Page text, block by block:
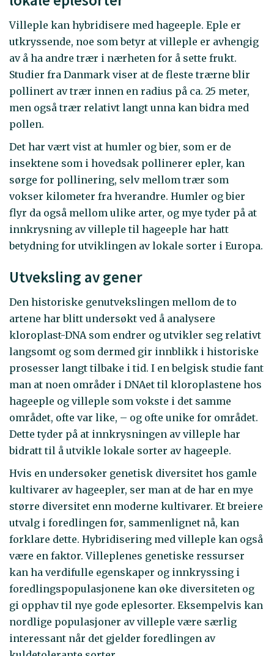
Villeple kan hybridisere med hageeple. Eple er
utkryssende, noe som betyr at villeple er avhengig
av å ha andre trær i nærheten for å sette frukt.
Studier fra Danmark viser at de fleste trærne blir
pollinert av trær innen en radius på ca. 25 meter,
men også trær relativt langt unna kan bidra med
pollen.
Det har vært vist at humler og bier, som er de
insektene som i hovedsak pollinerer epler, kan
sørge for pollinering, selv mellom trær som
vokser kilometer fra hverandre. Humler og bier
flyr da også mellom ulike arter, og mye tyder på at
innkrysning av villeple til hageeple har hatt
betydning for utviklingen av lokale sorter i Europa.
Utveksling av gener
Den historiske genutvekslingen mellom de to
artene har blitt undersøkt ved å analysere
kloroplast-DNA som endrer og utvikler seg relativt
langsomt og som dermed gir innblikk i historiske
prosesser langt tilbake i tid. I en belgisk studie fant
man at noen områder i DNAet til kloroplastene hos
hageeple og villeple som vokste i det samme
området, ofte var like, – og ofte unike for området.
Dette tyder på at innkrysningen av villeple har
bidratt til å utvikle lokale sorter av hageeple.
Hvis en undersøker genetisk diversitet hos gamle
kultivarer av hageepler, ser man at de har en mye
større diversitet enn moderne kultivarer. Et breiere
utvalg i foredlingen før, sammenlignet nå, kan
forklare dette. Hybridisering med villeple kan også
være en faktor. Villeplenes genetiske ressurser
kan ha verdifulle egenskaper og innkryssing i
foredlingspopulasjonene kan øke diversiteten og
gi opphav til nye gode eplesorter. Eksempelvis kan
nordlige populasjoner av villeple være særlig
interessant når det gjelder foredlingen av